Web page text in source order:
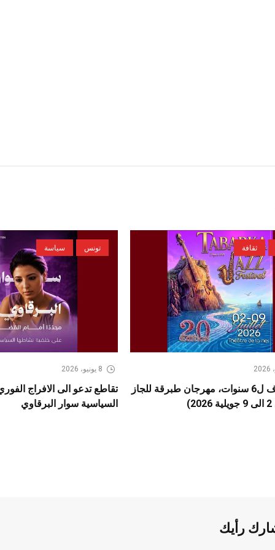
ثقافة
بعد كسوف ل6 سنوات، مهرجان طبرقة للجاز
تونس سياسة
8 يونيو، 2026
تقاطع تدعو الى الافراج
السياسية سوار البرقاوي
رأيك